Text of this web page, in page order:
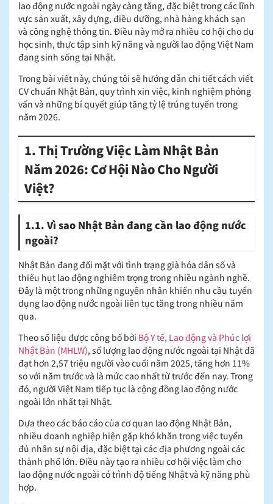
lao động nước ngoài ngày càng tăng, đặc biệt trong các lĩnh
vực sản xuất, xây dựng, điều dưỡng, nhà hàng khách sạn
và công nghệ thông tin. Điều này mở ra nhiều cơ hội cho du
học sinh, thực tập sinh kỹ năng và người lao động Việt Nam
đang sinh sống tại Nhật.
Trong bài viết này, chúng tôi sẽ hướng dẫn chi tiết cách viết
CV chuẩn Nhật Bản, quy trình xin việc, kinh nghiệm phỏng
vấn và những bí quyết giúp tăng tỷ lệ trúng tuyển trong
năm 2026.
1. Thị Trường Việc Làm Nhật Bản
Năm 2026: Cơ Hội Nào Cho Người
Việt?
1.1. Vì sao Nhật Bản đang cần lao động nước
ngoài?
Nhật Bản đang đối mặt với tình trạng già hóa dân số và
thiếu hụt lao động nghiêm trọng trong nhiều ngành nghề.
Đây là một trong những nguyên nhân khiến nhu cầu tuyển
dụng lao động nước ngoài liên tục tăng trong nhiều năm
qua.
Theo số liệu được công bố bởi Bộ Y tế, Lao động và Phúc lợi
Nhật Bản (MHLW), số lượng lao động nước ngoài tại Nhật đã
đạt hơn 2,57 triệu người vào cuối năm 2025, tăng hơn 11%
so với năm trước và là mức cao nhất từ trước đến nay. Trong
đó, người Việt Nam tiếp tục là cộng đồng lao động nước
ngoài lớn nhất tại Nhật.
Dựa theo các báo cáo của cơ quan lao động Nhật Bản,
nhiều doanh nghiệp hiện gặp khó khăn trong việc tuyển
đủ nhân sự nội địa, đặc biệt tại các địa phương ngoài các
thành phố lớn. Điều này tạo ra nhiều cơ hội việc làm cho
lao động nước ngoài có trình độ tiếng Nhật và kỹ năng phù
hợp.